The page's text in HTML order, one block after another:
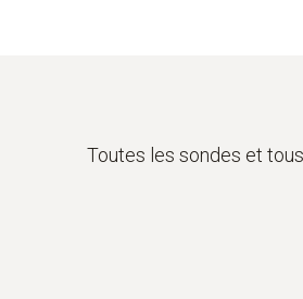
Toutes les sondes et